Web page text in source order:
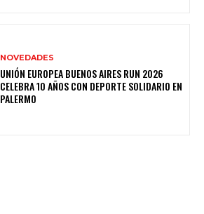
NOVEDADES
UNIÓN EUROPEA BUENOS AIRES RUN 2026
CELEBRA 10 AÑOS CON DEPORTE SOLIDARIO EN
PALERMO